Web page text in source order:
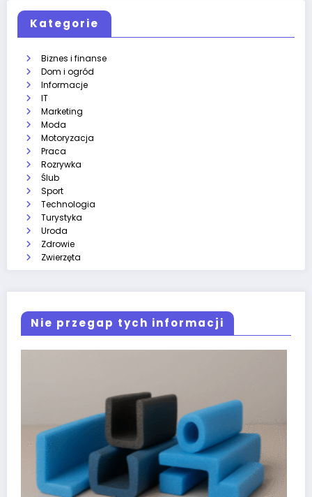
Kategorie
Biznes i finanse
Dom i ogród
Informacje
IT
Marketing
Moda
Motoryzacja
Praca
Rozrywka
Ślub
Sport
Technologia
Turystyka
Uroda
Zdrowie
Zwierzęta
Nie przegap tych informacji